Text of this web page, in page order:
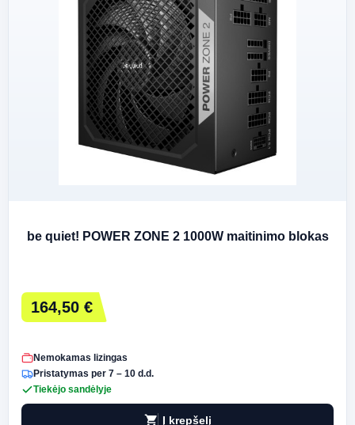
be quiet! POWER ZONE 2 1000W maitinimo blokas
164,50 €
Nemokamas lizingas
Pristatymas per 7 – 10 d.d.
Tiekėjo sandėlyje
shopping_cart Į krepšelį